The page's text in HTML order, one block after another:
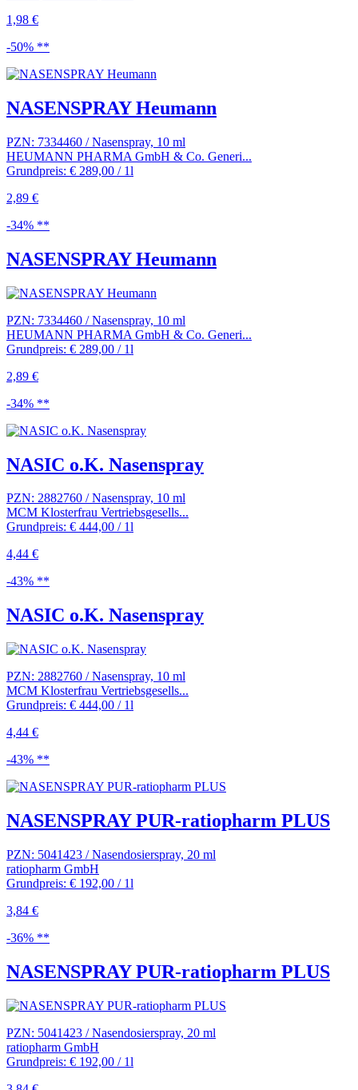
1,98 €
-50% **
NASENSPRAY Heumann
PZN: 7334460 / Nasenspray, 10 ml
HEUMANN PHARMA GmbH & Co. Generi...
Grundpreis: € 289,00 / 1l
2,89 €
-34% **
NASENSPRAY Heumann
PZN: 7334460 / Nasenspray, 10 ml
HEUMANN PHARMA GmbH & Co. Generi...
Grundpreis: € 289,00 / 1l
2,89 €
-34% **
NASIC o.K. Nasenspray
PZN: 2882760 / Nasenspray, 10 ml
MCM Klosterfrau Vertriebsgesells...
Grundpreis: € 444,00 / 1l
4,44 €
-43% **
NASIC o.K. Nasenspray
PZN: 2882760 / Nasenspray, 10 ml
MCM Klosterfrau Vertriebsgesells...
Grundpreis: € 444,00 / 1l
4,44 €
-43% **
NASENSPRAY PUR-ratiopharm PLUS
PZN: 5041423 / Nasendosierspray, 20 ml
ratiopharm GmbH
Grundpreis: € 192,00 / 1l
3,84 €
-36% **
NASENSPRAY PUR-ratiopharm PLUS
PZN: 5041423 / Nasendosierspray, 20 ml
ratiopharm GmbH
Grundpreis: € 192,00 / 1l